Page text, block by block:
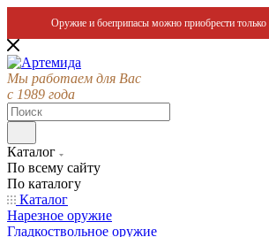
Оружие и боеприпасы можно приобрести только
Мы работаем для Вас
с 1989 года
Каталог
По всему сайту
По каталогу
Каталог
Нарезное оружие
Гладкоствольное оружие